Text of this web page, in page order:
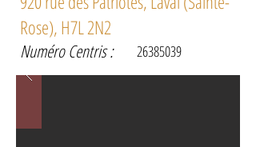
Rose), H7L 2N2
Numéro Centris : 26385039